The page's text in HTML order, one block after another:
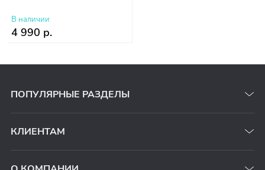
В наличии
4 990 р.
ПОПУЛЯРНЫЕ РАЗДЕЛЫ
КЛИЕНТАМ